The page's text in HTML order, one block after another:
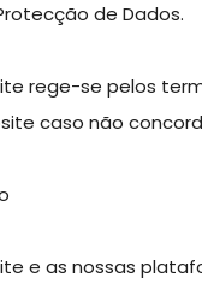
de Dados.
rege-se pelos
caso não
e as nossas